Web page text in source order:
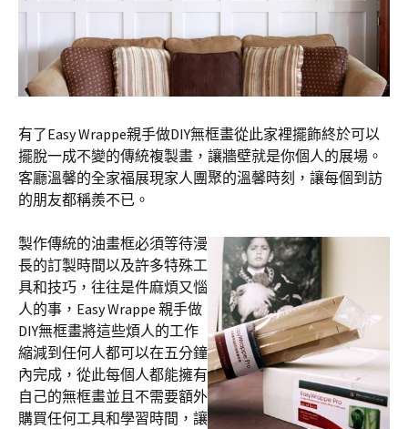
有了Easy Wrappe親手做DIY無框畫從此家裡擺飾終於可以
擺脫一成不變的傳統複製畫，讓牆壁就是你個人的展場。
客廳溫馨的全家福展現家人團聚的溫馨時刻，讓每個到訪
的朋友都稱羨不已。
製作傳統的油畫框必須等待漫
長的訂製時間以及許多特殊工
具和技巧，往往是件麻煩又惱
人的事，Easy Wrappe 親手做
DIY無框畫將這些煩人的工作
縮減到任何人都可以在五分鐘
內完成，從此每個人都能擁有
自己的無框畫並且不需要額外
購買任何工具和學習時間，讓